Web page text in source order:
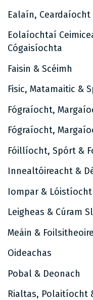
Ealaín, Ceardaíocht
Eolaíochtaí
Cógaisíochta
Faisin & Scéimh
Fisic, Matamaitic &
Fógraíocht,
Fógraíocht,
Fóillíocht, Spórt &
Innealtóireacht &
Iompar & Lóistíocht
Leigheas & Cúram
Meáin &
Oideachas
Pobal & Deonach
Rialtas, Polaitíocht